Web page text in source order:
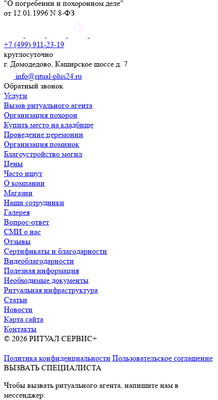
"О погребении и похоронном деле"
от 12.01.1996 N 8-ФЗ
+7 (499) 911-23-19
круглосуточно
г. Домодедово, Каширское шоссе д. 7
info@ritual-plus24.ru
Обратный звонок
Услуги
Вызов ритуального агента
Организация похорон
Купить место на кладбище
Проведение церемонии
Организация поминок
Благоустройство могил
Цены
Часто ищут
О компании
Магазин
Наши сотрудники
Галерея
Вопрос-ответ
СМИ о нас
Отзывы
Сертификаты и благодарности
Видеоблагодарности
Полезная информация
Необходимые документы
Ритуальная инфраструктура
Статьи
Новости
Карта сайта
Контакты
© 2026 РИТУАЛ СЕРВИС+
Политика конфиденциальности Пользовательское соглашение
ВЫЗВАТЬ СПЕЦИАЛИСТА
Чтобы вызвать ритуального агента, напишите нам в
мессенджер: